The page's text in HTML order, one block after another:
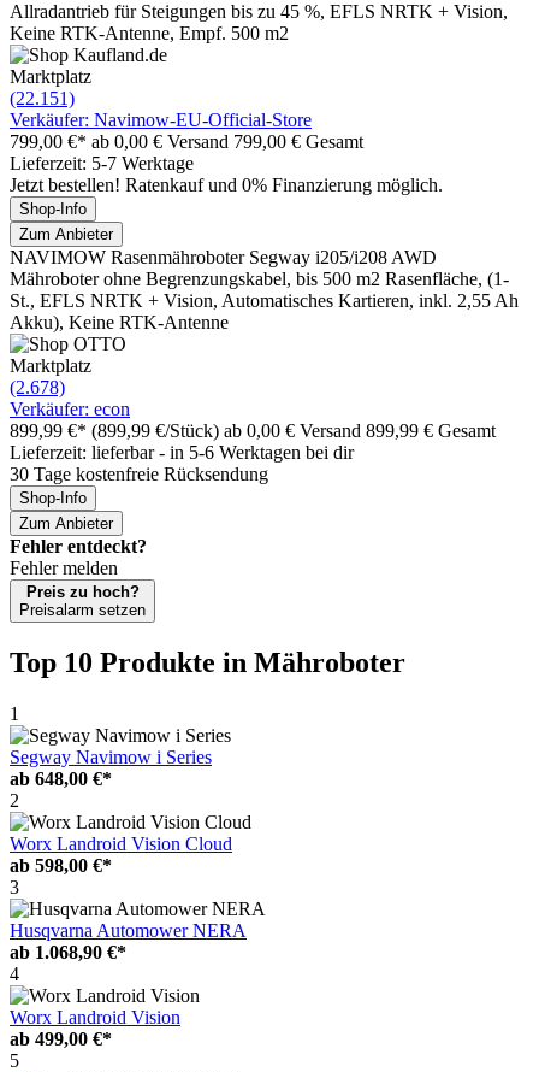
Allradantrieb für Steigungen bis zu 45 %, EFLS NRTK + Vision,
Keine RTK-Antenne, Empf. 500 m2
Marktplatz
(22.151)
Verkäufer: Navimow-EU-Official-Store
799,00 €* ab 0,00 € Versand 799,00 € Gesamt
Lieferzeit: 5-7 Werktage
Jetzt bestellen! Ratenkauf und 0% Finanzierung möglich.
Shop-Info
Zum Anbieter
NAVIMOW Rasenmähroboter Segway i205/i208 AWD
Mähroboter ohne Begrenzungskabel, bis 500 m2 Rasenfläche, (1-
St., EFLS NRTK + Vision, Automatisches Kartieren, inkl. 2,55 Ah
Akku), Keine RTK-Antenne
Marktplatz
(2.678)
Verkäufer: econ
899,99 €* (899,99 €/Stück) ab 0,00 € Versand 899,99 € Gesamt
Lieferzeit: lieferbar - in 5-6 Werktagen bei dir
30 Tage kostenfreie Rücksendung
Shop-Info
Zum Anbieter
Fehler entdeckt?
Fehler melden
Preis zu hoch?
Preisalarm setzen
Top 10 Produkte in Mähroboter
1
Segway Navimow i Series
ab 648,00 €*
2
Worx Landroid Vision Cloud
ab 598,00 €*
3
Husqvarna Automower NERA
ab 1.068,90 €*
4
Worx Landroid Vision
ab 499,00 €*
5